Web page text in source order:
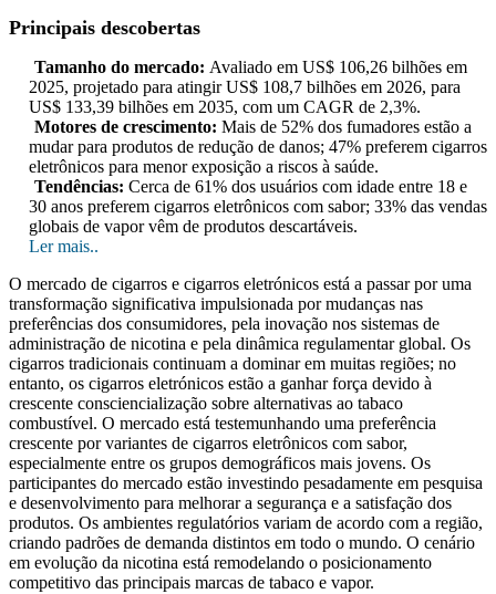
Principais descobertas
Tamanho do mercado: Avaliado em US$ 106,26 bilhões em
2025, projetado para atingir US$ 108,7 bilhões em 2026, para
US$ 133,39 bilhões em 2035, com um CAGR de 2,3%.
Motores de crescimento: Mais de 52% dos fumadores estão a
mudar para produtos de redução de danos; 47% preferem cigarros
eletrônicos para menor exposição a riscos à saúde.
Tendências: Cerca de 61% dos usuários com idade entre 18 e
30 anos preferem cigarros eletrônicos com sabor; 33% das vendas
globais de vapor vêm de produtos descartáveis.
Ler mais..
O mercado de cigarros e cigarros eletrónicos está a passar por uma
transformação significativa impulsionada por mudanças nas
preferências dos consumidores, pela inovação nos sistemas de
administração de nicotina e pela dinâmica regulamentar global. Os
cigarros tradicionais continuam a dominar em muitas regiões; no
entanto, os cigarros eletrónicos estão a ganhar força devido à
crescente consciencialização sobre alternativas ao tabaco
combustível. O mercado está testemunhando uma preferência
crescente por variantes de cigarros eletrônicos com sabor,
especialmente entre os grupos demográficos mais jovens. Os
participantes do mercado estão investindo pesadamente em pesquisa
e desenvolvimento para melhorar a segurança e a satisfação dos
produtos. Os ambientes regulatórios variam de acordo com a região,
criando padrões de demanda distintos em todo o mundo. O cenário
em evolução da nicotina está remodelando o posicionamento
competitivo das principais marcas de tabaco e vapor.